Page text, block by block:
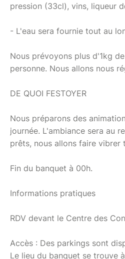
pression (33cl), vins, liqueur
- L'eau sera fournie tout au
Nous prévoyons plus d'1kg
personne. Nous allons nous
DE QUOI FESTOYER
Nous préparons des
journée. L'ambiance sera au
prêts, nous allons faire vibrer
Fin du banquet à 00h.
Informations pratiques
RDV devant le Centre des
Accès : Des parkings sont
Le lieu du banquet se trouve